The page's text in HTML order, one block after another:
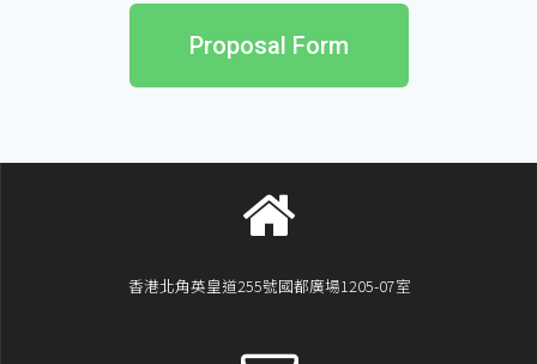
Proposal Form
香港北角英皇道255號國都廣場1205-07室